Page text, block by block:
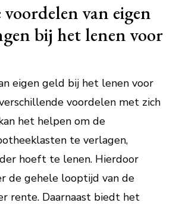
van eigen
bij het lenen voor
eigen geld bij het lenen voor
voordelen met zich
het helpen om de
te verlagen,
hoeft te lenen. Hierdoor
de gehele looptijd van de
rente. Daarnaast biedt het